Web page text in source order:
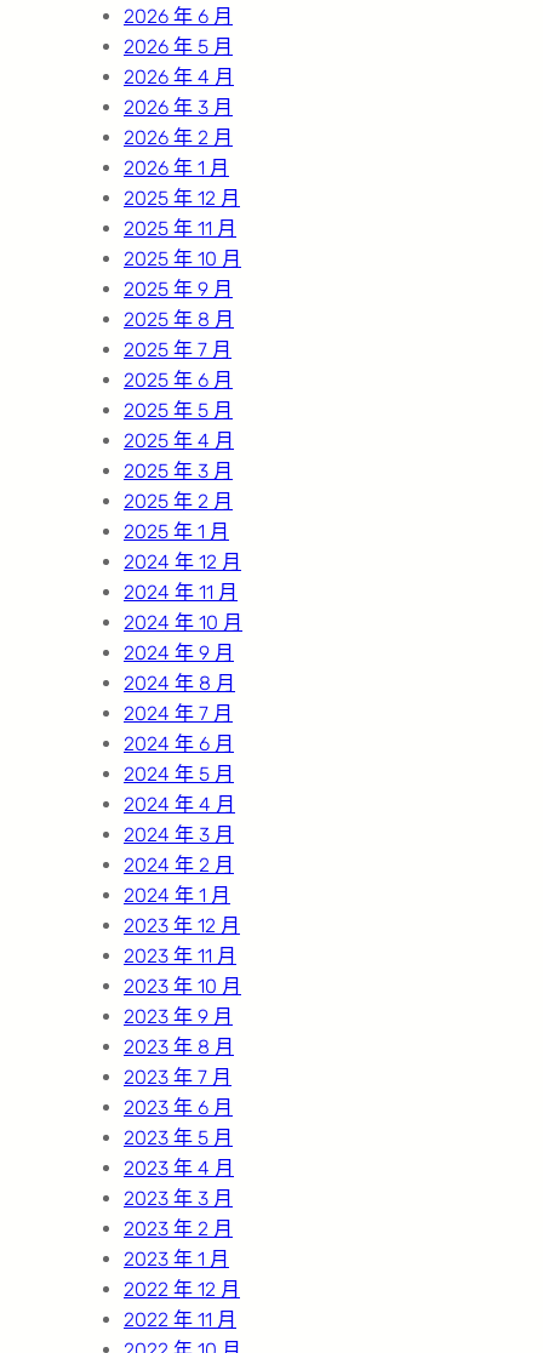
2026 年 6 月
2026 年 5 月
2026 年 4 月
2026 年 3 月
2026 年 2 月
2026 年 1 月
2025 年 12 月
2025 年 11 月
2025 年 10 月
2025 年 9 月
2025 年 8 月
2025 年 7 月
2025 年 6 月
2025 年 5 月
2025 年 4 月
2025 年 3 月
2025 年 2 月
2025 年 1 月
2024 年 12 月
2024 年 11 月
2024 年 10 月
2024 年 9 月
2024 年 8 月
2024 年 7 月
2024 年 6 月
2024 年 5 月
2024 年 4 月
2024 年 3 月
2024 年 2 月
2024 年 1 月
2023 年 12 月
2023 年 11 月
2023 年 10 月
2023 年 9 月
2023 年 8 月
2023 年 7 月
2023 年 6 月
2023 年 5 月
2023 年 4 月
2023 年 3 月
2023 年 2 月
2023 年 1 月
2022 年 12 月
2022 年 11 月